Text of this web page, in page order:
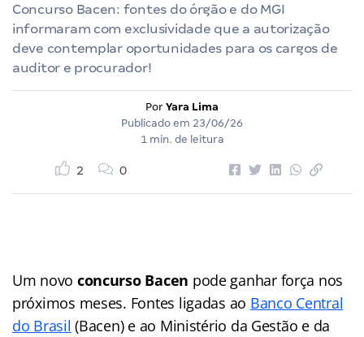
Concurso Bacen: fontes do órgão e do MGI
informaram com exclusividade que a autorização
deve contemplar oportunidades para os cargos de
auditor e procurador!
Por Yara Lima
Publicado em 23/06/26
1 min. de leitura
2 0
Um novo concurso Bacen pode ganhar força nos
próximos meses. Fontes ligadas ao Banco Central
do Brasil (Bacen) e ao Ministério da Gestão e da